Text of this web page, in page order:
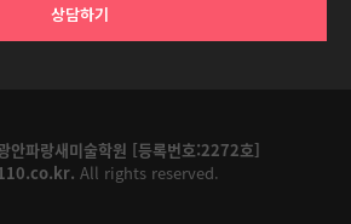
상담하기
안파랑새미술학원 [등록번호:2272호]
All rights reserved.